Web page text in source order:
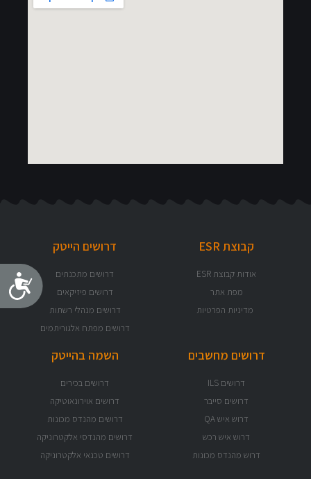
קבוצת ESR
אודות קבוצת ESR
מפת אתר
מדיניות הפרטיות
דרושים הייטק
דרושים מתכנתים
דרושים פיזיקאים
דרושים מנהלי רשתות
דרושים מפתח אלגוריתמים
דרושים מחשבים
דרושים ILS
דרושים סייבר
דרוש איש QA
דרוש איש רכש
דרוש מהנדס מכונות
השמה בהייטק
דרושים בכירים
דרושים אוירונאוטיקה
דרושים מהנדס מכונות
דרושים מהנדסי אלקטרוניקה
דרושים טכנאי אלקטרוניקה